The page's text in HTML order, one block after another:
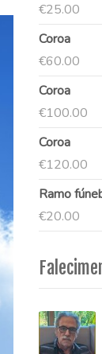
€25.00
Coroa
€60.00
Coroa
€100.00
Coroa
€120.00
Ramo
€20.00